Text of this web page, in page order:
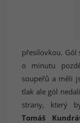
přesilovkou. Gól
o minutu
soupeřů a měli
tlak ale gól
strany, který
Tomáš